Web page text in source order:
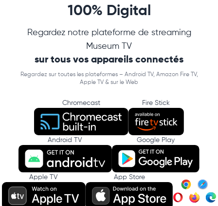
100% Digital
Regardez notre plateforme de streaming
Museum TV
sur tous vos appareils connectés
Regardez sur toutes les plateformes – Android TV, Amazon Fire TV,
Apple TV & sur le Web
Chromecast Fire Stick
Android TV Google Play
Apple TV App Store